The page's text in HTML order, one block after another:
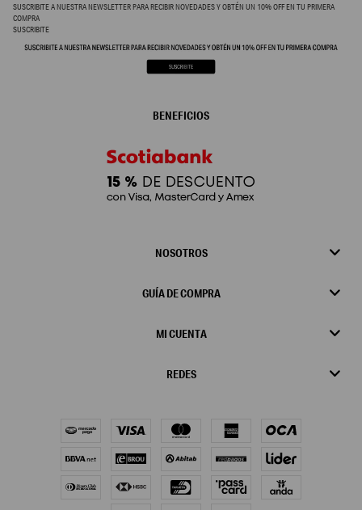
SUSCRIBITE A NUESTRA NEWSLETTER PARA RECIBIR NOVEDADES Y OBTÉN UN 10% OFF EN TU PRIMERA
COMPRA
SUSCRIBITE
NOSOTROS
GUÍA DE COMPRA
MI CUENTA
REDES
BENEFICIOS